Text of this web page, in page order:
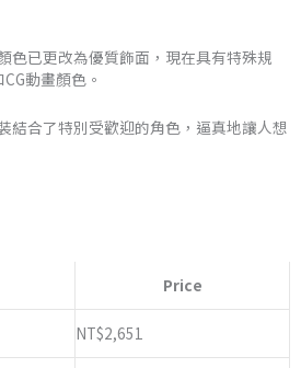
到
NT$2,705
色已更改為優質飾面，現在具有特殊規
動畫顏色。
結合了特別受歡迎的角色，逼真地讓人想
Price
NT$2,651